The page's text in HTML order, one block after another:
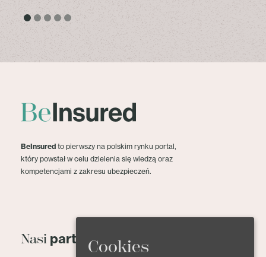
BeInsured to pierwszy na polskim rynku portal,
który powstał w celu dzielenia się wiedzą oraz
kompetencjami z zakresu ubezpieczeń.
Nasi partnerzyCookies